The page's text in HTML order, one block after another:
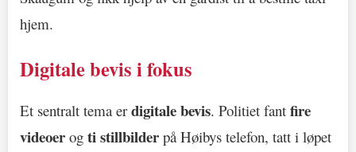
hjem.
Digitale bevis i fokus
Et sentralt tema erdigitale bevis. Politiet fant fire
videoer og ti stillbilder på Høibys telefon, tatt i løpet